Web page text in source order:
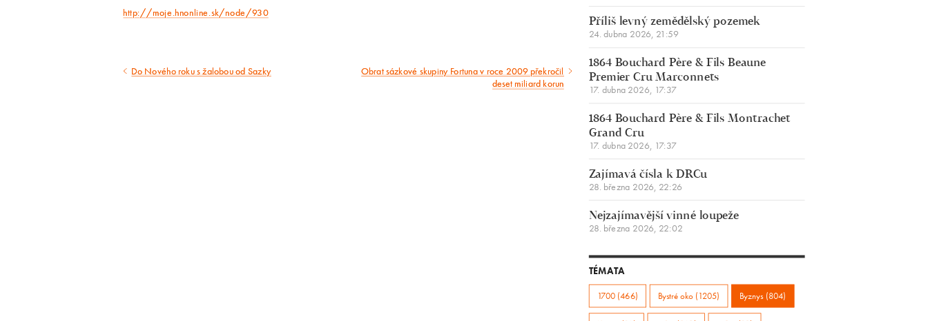
http://moje.hnonline.sk/node/930
Předcházející
Do Nového roku s žalobou od Sazky Následující
Obrat sázkové skupiny Fortuna v roce 2009 překročil
deset miliard korun
Příliš levný zemědělský pozemek
24. dubna 2026, 21:59
1864 Bouchard Père & Fils Beaune
Premier Cru Marconnets
17. dubna 2026, 17:37
1864 Bouchard Père & Fils Montrachet
Grand Cru
17. dubna 2026, 17:37
Zajímavá čísla k DRCu
28. března 2026, 22:26
Nejzajímavější vinné loupeže
28. března 2026, 22:02
TÉMATA
1700 (466) Bystré oko (1205) Byznys (804)